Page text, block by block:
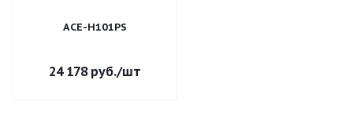
ACE-H101PS
24 178руб./шт